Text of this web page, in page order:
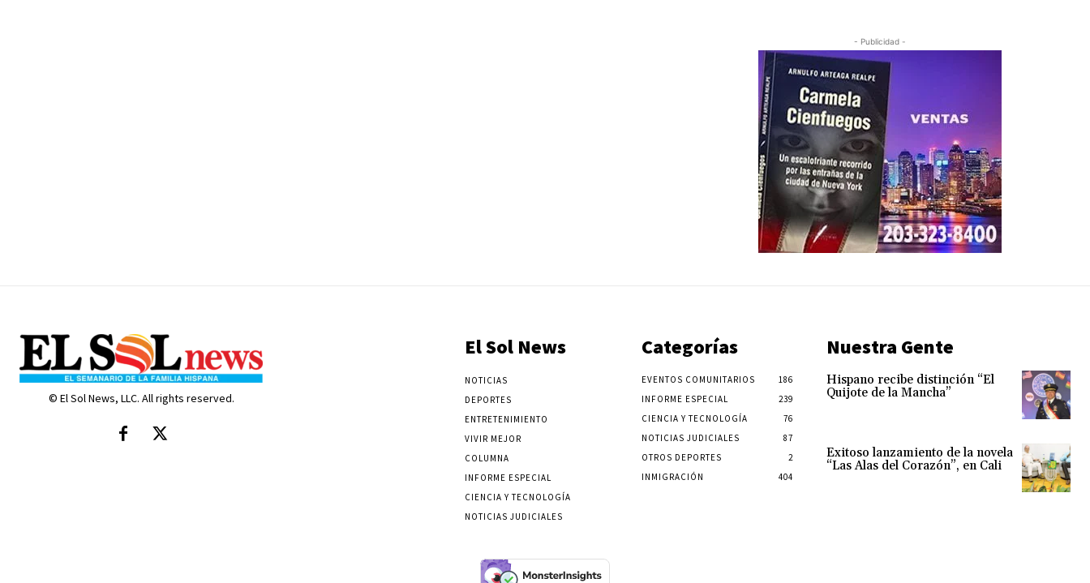
- Publicidad -
© El Sol News, LLC. All rights reserved.
El Sol News
NOTICIAS
DEPORTES
ENTRETENIMIENTO
VIVIR MEJOR
COLUMNA
INFORME ESPECIAL
CIENCIA Y TECNOLOGÍA
NOTICIAS JUDICIALES
Categorías
EVENTOS COMUNITARIOS
186
INFORME ESPECIAL
239
CIENCIA Y TECNOLOGÍA
76
NOTICIAS JUDICIALES
87
OTROS DEPORTES
2
INMIGRACIÓN
404
Nuestra Gente
Hispano recibe distinción “El
Quijote de la Mancha”
Exitoso lanzamiento de la novela
“Las Alas del Corazón”, en Cali